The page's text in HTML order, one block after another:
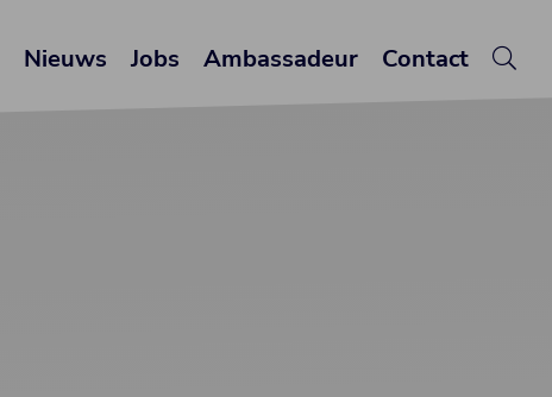
Nieuws Jobs Ambassadeur Contact